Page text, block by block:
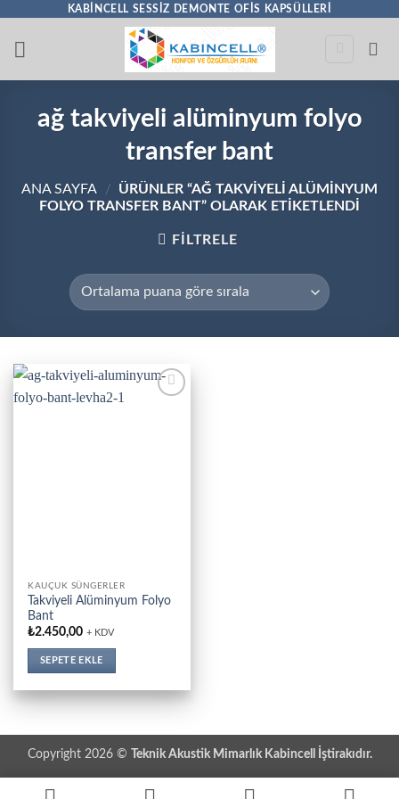
KABINCELL SESSIZ DEMONTE OFIS KAPSÜLLERI
ağ takviyeli alüminyum folyo
transfer bant
ANA SAYFA /
ÜRÜNLER “AĞ TAKVIYELI ALÜMINYUM
FOLYO TRANSFER BANT” OLARAK ETIKETLENDI
FILTRELE
KAUÇUK SÜNGERLER
Takviyeli Alüminyum Folyo
Bant
₺2.450,00 + KDV
SEPETE EKLE
Copyright 2026 © Teknik Akustik Mimarlık Kabincell İştirakıdır.